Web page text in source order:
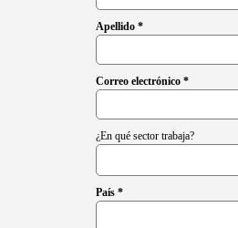
Apellido *
Correo electrónico *
¿En qué sector trabaja?
País *